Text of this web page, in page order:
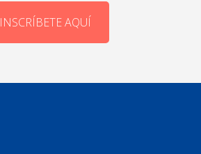
INSCRÍBETE AQUÍ